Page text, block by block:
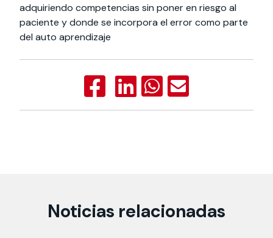
adquiriendo competencias sin poner en riesgo al
paciente y donde se incorpora el error como parte
del auto aprendizaje
Noticias relacionadas